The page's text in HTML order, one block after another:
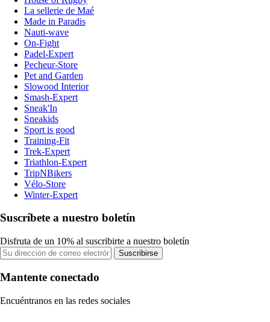
La sellerie de Maé
Made in Paradis
Nauti-wave
On-Fight
Padel-Expert
Pecheur-Store
Pet and Garden
Slowood Interior
Smash-Expert
Sneak'In
Sneakids
Sport is good
Training-Fit
Trek-Expert
Triathlon-Expert
TripNBikers
Vélo-Store
Winter-Expert
Suscríbete a nuestro boletín
Disfruta de un 10% al suscribirte a nuestro boletín
Suscribirse
Mantente conectado
Encuéntranos en las redes sociales